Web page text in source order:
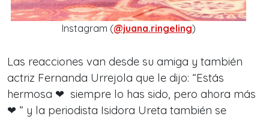
Instagram (@juana.ringeling)
Las reacciones van desde su amiga y también
actriz Fernanda Urrejola que le dijo: “Estás
hermosa ❤ ️ siempre lo has sido, pero ahora más
❤ ️” y la periodista Isidora Ureta también se